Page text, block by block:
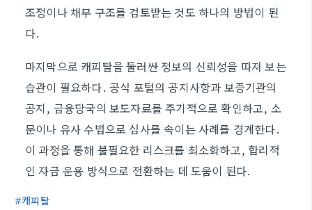
조정이나 채무 구조를 검토받는 것도 하나의 방법이 된
다.
마지막으로 캐피탈을 둘러싼 정보의 신뢰성을 따져 보는
습관이 필요하다. 공식 포털의 공지사항과 보증기관의
공지, 금융당국의 보도자료를 주기적으로 확인하고, 소
문이나 유사 수법으로 심사를 속이는 사례를 경계한다.
이 과정을 통해 불필요한 리스크를 최소화하고, 합리적
인 자금 운용 방식으로 전환하는 데 도움이 된다.
캐피탈